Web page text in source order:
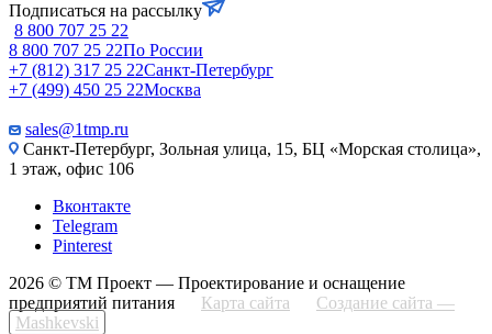
Подписаться на рассылку
8 800 707 25 22
8 800 707 25 22По России
+7 (812) 317 25 22Санкт-Петербург
+7 (499) 450 25 22Москва
sales@1tmp.ru
Санкт-Петербург, Зольная улица, 15, БЦ «Морская столица»,
1 этаж, офис 106
Вконтакте
Telegram
Pinterest
2026 © ТМ Проект — Проектирование и оснащение
предприятий питания
Карта сайта
Создание сайта —
Mashkevski